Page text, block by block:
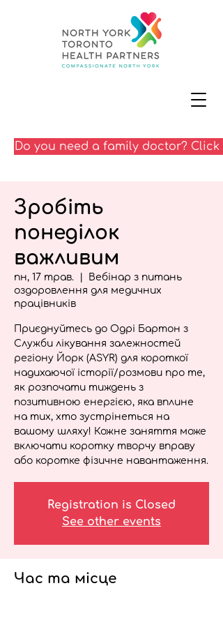
Do you need a family doctor? Click
Зробіть
понеділок
важливим
пн, 17 трав.
Вебінар з питань
оздоровлення для медичних
працівників
Приєднуйтесь до Одрі Бартон з
Служби лікування залежностей
регіону Йорк (ASYR) для короткої
надихаючої історії/розмови про те,
як розпочати тиждень з
позитивною енергією, яка вплине
на тих, хто зустрінеться на
вашому шляху! Кожне заняття може
включати коротку творчу вправу
або коротке фізичне навантаження.
Registration is Closed
See other events
Час та місце